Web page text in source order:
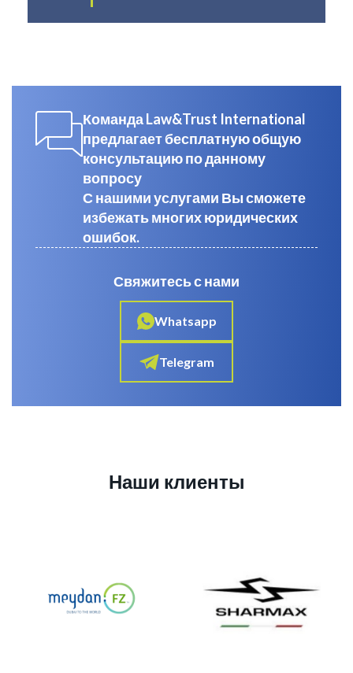
Команда Law&Trust International
предлагает бесплатную общую
консультацию по данному
вопросу
С нашими услугами Вы сможете
избежать многих юридических
ошибок.
Свяжитесь с нами
Whatsapp
Telegram
Наши клиенты